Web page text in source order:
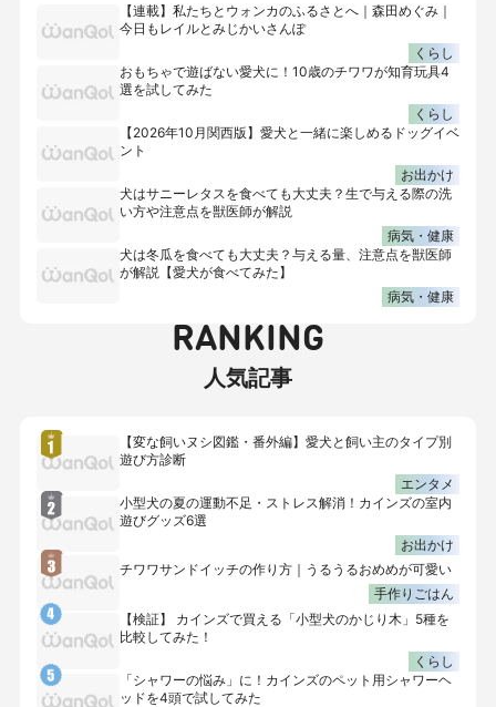
【連載】私たちとウォンカのふるさとへ｜森田めぐみ｜
今日もレイルとみじかいさんぽ
くらし
おもちゃで遊ばない愛犬に！10歳のチワワが知育玩具4
選を試してみた
くらし
【2026年10月関西版】愛犬と一緒に楽しめるドッグイベ
ント
お出かけ
犬はサニーレタスを食べても大丈夫？生で与える際の洗
い方や注意点を獣医師が解説
病気・健康
犬は冬瓜を食べても大丈夫？与える量、注意点を獣医師
が解説【愛犬が食べてみた】
病気・健康
RANKING
人気記事
【変な飼いヌシ図鑑・番外編】愛犬と飼い主のタイプ別
遊び方診断
エンタメ
小型犬の夏の運動不足・ストレス解消！カインズの室内
遊びグッズ6選
お出かけ
チワワサンドイッチの作り方｜うるうるおめめが可愛い
手作りごはん
【検証】 カインズで買える「小型犬のかじり木」5種を
比較してみた！
くらし
「シャワーの悩み」に！カインズのペット用シャワーヘ
ッドを4頭で試してみた